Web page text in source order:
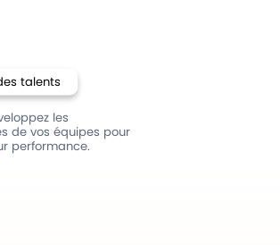
talents
les
de vos équipes pour
performance.